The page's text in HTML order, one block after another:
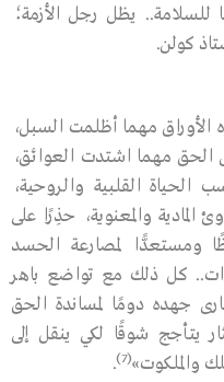
للسلامة.. يظل رجل الأزمة؛
كولن.
مهما أظلمت السبل،
الحق مهما اشتدت العوائق،
القلبية والروحية،
المادية والمعنوية، حذِرًا على
ومستعدًّا لمصارعة الحسد
كل ذلك مع تواضع باهر
جهده دومًا لمساندة الحق
يتأجج شوقًا لكي ينقل إلى
والملكوت»(7)
.